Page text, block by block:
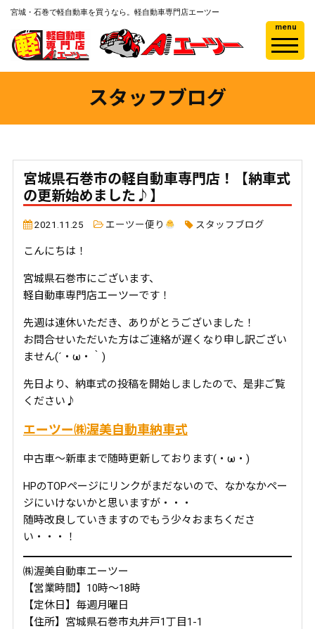
宮城・石巻で軽自動車を買うなら。軽自動車専門店エーツー
menu
スタッフブログ
宮城県石巻市の軽自動車専門店！【納車式
の更新始めました♪】
2021.11.25 エーツー便り スタッフブログ
こんにちは！
宮城県石巻市にございます、
軽自動車専門店エーツーです！
先週は連休いただき、ありがとうございました！
お問合せいただいた方はご連絡が遅くなり申し訳ござい
ません(´・ω・｀)
先日より、納車式の投稿を開始しましたので、是非ご覧
ください♪
エーツー㈱渥美自動車納車式
中古車～新車まで随時更新しております(・ω・)
HPのTOPページにリンクがまだないので、なかなかペー
ジにいけないかと思いますが・・・
随時改良していきますのでもう少々おまちくださ
い・・・！
㈱渥美自動車エーツー
【営業時間】10時～18時
【定休日】毎週月曜日
【住所】宮城県石巻市丸井戸1丁目1-1